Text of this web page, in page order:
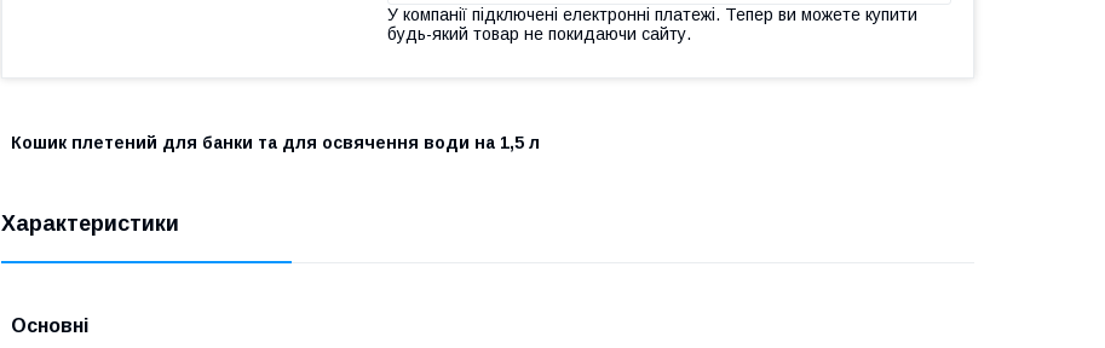
У компанії підключені електронні платежі. Тепер ви можете купити
будь-який товар не покидаючи сайту.
Кошик плетений для банки та для освячення води на 1,5 л
Характеристики
Основні